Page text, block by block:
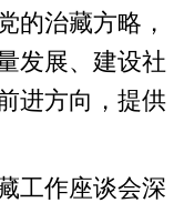
的治藏方略，
发展、建设社
进方向，提供
工作座谈会深